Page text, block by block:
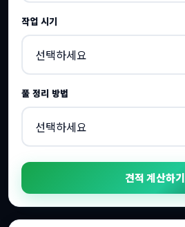
작업 시기
풀 정리 방법
견적 계산하기